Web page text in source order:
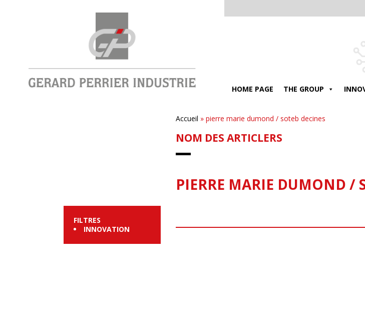
HOME PAGE THE GROUP
Accueil » pierre marie dumond / soteb decines
NOM DES ARTICLERS
PIERRE MARIE DUMOND /
FILTRES
INNOVATION